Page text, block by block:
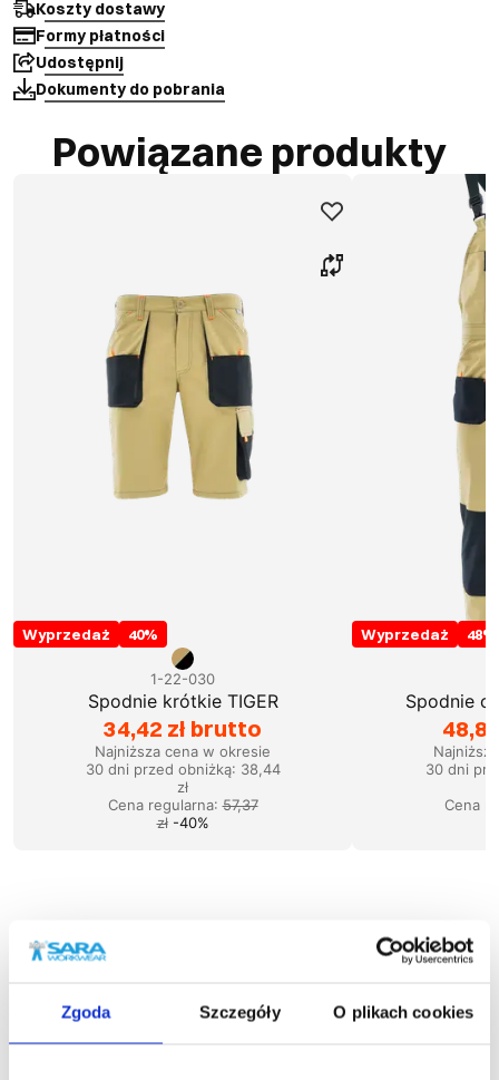
Zgoda Szczegóły O plikach cookies
Koszty dostawy
Formy płatności
Udostępnij
Dokumenty do pobrania
Powiązane produkty
Wyprzedaż 40%
1-22-030
Spodnie krótkie TIGER
34,42 zł brutto
Najniższa cena w okresie
30 dni przed obniżką: 38,44
zł
Cena regularna:57,37
zł -40%
Wyprzedaż 48%
Spodnie
30 dni
Cena
Podobne produkty